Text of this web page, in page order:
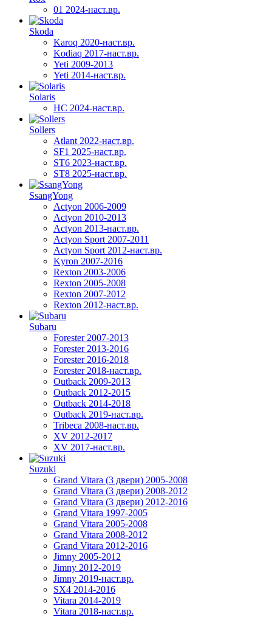
01 2024-наст.вр.
Skoda
Karoq 2020-наст.вр.
Kodiaq 2017-наст.вр.
Yeti 2009-2013
Yeti 2014-наст.вр.
Solaris
HC 2024-наст.вр.
Sollers
Atlant 2022-наст.вр.
SF1 2025-наст.вр.
ST6 2023-наст.вр.
ST8 2025-наст.вр.
SsangYong
Actyon 2006-2009
Actyon 2010-2013
Actyon 2013-наст.вр.
Actyon Sport 2007-2011
Actyon Sport 2012-наст.вр.
Kyron 2007-2016
Rexton 2003-2006
Rexton 2005-2008
Rexton 2007-2012
Rexton 2012-наст.вр.
Subaru
Forester 2007-2013
Forester 2013-2016
Forester 2016-2018
Forester 2018-наст.вр.
Outback 2009-2013
Outback 2012-2015
Outback 2014-2018
Outback 2019-наст.вр.
Tribeca 2008-наст.вр.
XV 2012-2017
XV 2017-наст.вр.
Suzuki
Grand Vitara (3 двери) 2005-2008
Grand Vitara (3 двери) 2008-2012
Grand Vitara (3 двери) 2012-2016
Grand Vitara 1997-2005
Grand Vitara 2005-2008
Grand Vitara 2008-2012
Grand Vitara 2012-2016
Jimny 2005-2012
Jimny 2012-2019
Jimny 2019-наст.вр.
SX4 2014-2016
Vitara 2014-2019
Vitara 2018-наст.вр.